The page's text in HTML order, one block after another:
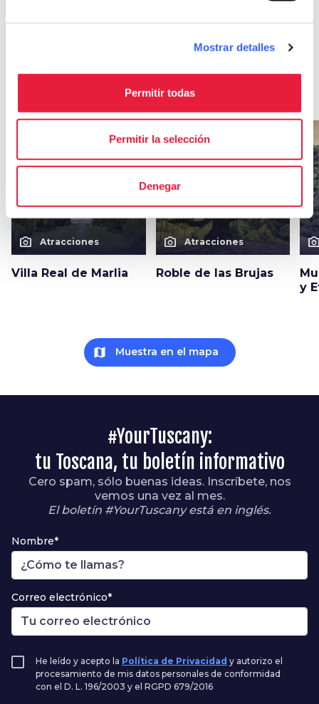
Mostrar detalles
Permitir todas
Permitir la selección
Denegar
en Capannori
Descubre más sobre la localidad
photo_camera Atracciones
Villa Real de Marlia
favorite_border
photo_camera Atracciones
Roble de las Brujas
y
map Muestra en el mapa
#YourTuscany:
tu Toscana, tu boletín informativo
Cero spam, sólo buenas ideas. Inscríbete, nos
vemos una vez al mes.
El boletín #YourTuscany está en inglés.
Nombre*
Correo electrónico*
He leído y acepto la Política de Privacidad y autorizo el
procesamiento de mis datos personales de conformidad
con el D. L. 196/2003 y el RGPD 679/2016